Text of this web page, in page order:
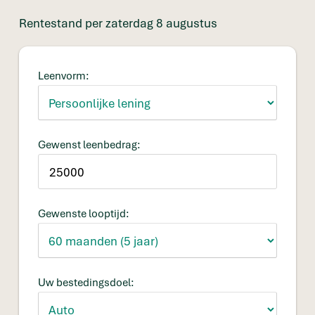
Rentestand per zaterdag 8 augustus
Leenvorm:
Gewenst leenbedrag:
Gewenste looptijd:
Uw bestedingsdoel: